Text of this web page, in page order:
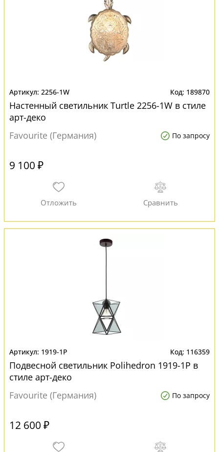
2256-1W 189870
Настенный светильник Turtle 2256-1W в стиле
арт-деко
Favourite (Германия)
По запросу
9 100 ₽
1919-1P 116359
Подвесной светильник Polihedron 1919-1P в
стиле арт-деко
Favourite (Германия)
По запросу
12 600 ₽